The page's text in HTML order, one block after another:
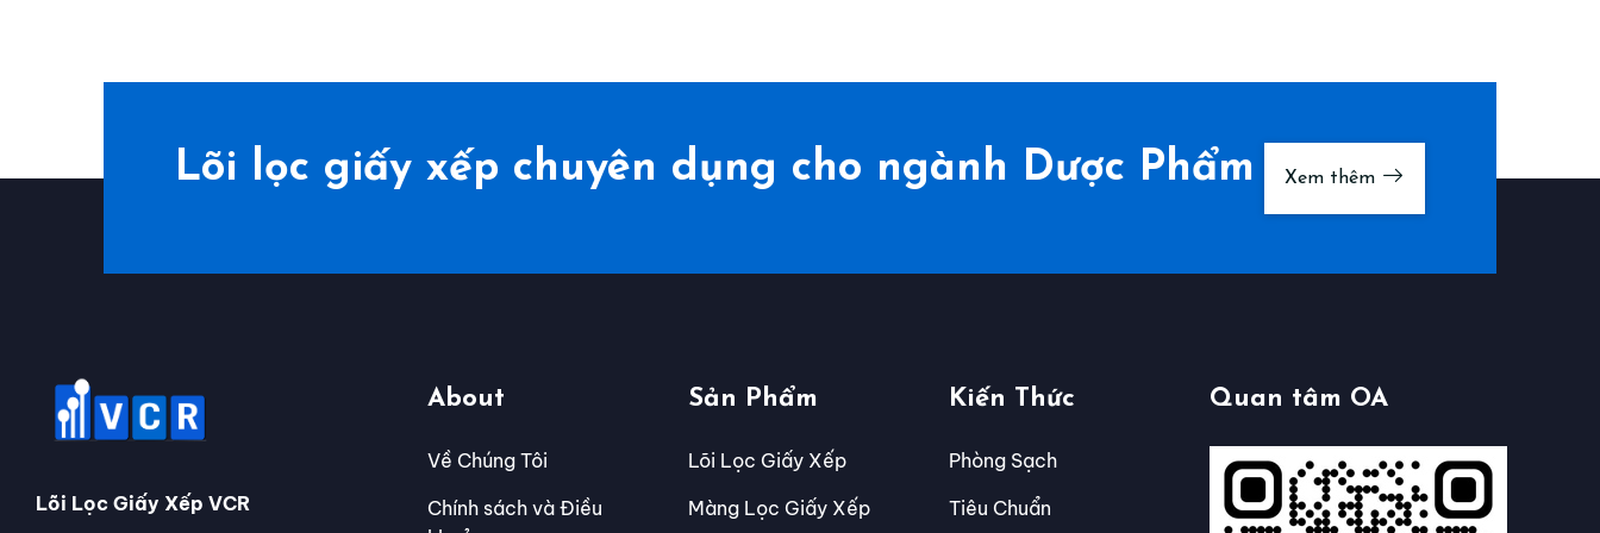
Lõi lọc giấy xếp chuyên dụng cho ngành Dược Phẩm Xem thêm
Lõi Lọc Giấy Xếp VCR
About
Về Chúng Tôi
Chính sách và Điều
Sản Phẩm
Lõi Lọc Giấy Xếp
Màng Lọc Giấy Xếp
Kiến Thức
Phòng Sạch
Tiêu Chuẩn
Quan tâm OA